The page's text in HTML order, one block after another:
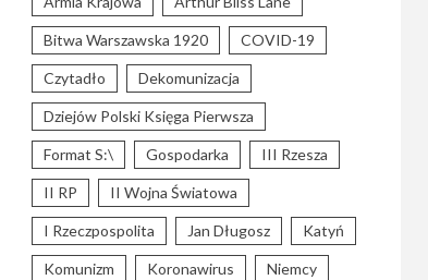
Bitwa Warszawska 1920 COVID-19
Czytadło Dekomunizacja
Dziejów Polski Księga Pierwsza
Format S:\ Gospodarka III Rzesza
II RP II Wojna Światowa
I Rzeczpospolita Jan Długosz Katyń
Komunizm Koronawirus Niemcy